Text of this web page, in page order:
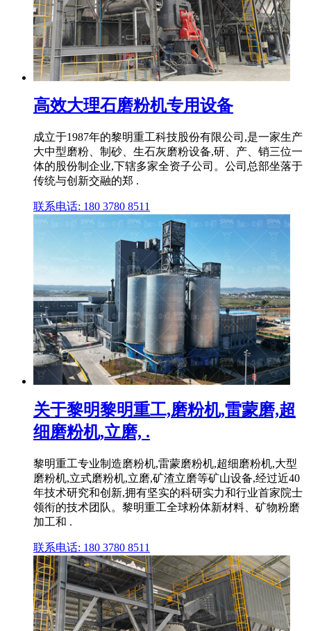
高效大理石磨粉机专用设备
成立于1987年的黎明重工科技股份有限公司,是一家生产
大中型磨粉、制砂、生石灰磨粉设备,研、产、销三位一
体的股份制企业,下辖多家全资子公司。公司总部坐落于
传统与创新交融的郑 .
联系电话: 180 3780 8511
关于黎明黎明重工,磨粉机,雷蒙磨,超
细磨粉机,立磨, .
黎明重工专业制造磨粉机,雷蒙磨粉机,超细磨粉机,大型
磨粉机,立式磨粉机,立磨,矿渣立磨等矿山设备,经过近40
年技术研究和创新,拥有坚实的科研实力和行业首家院士
领衔的技术团队。黎明重工全球粉体新材料、矿物粉磨
加工和 .
联系电话: 180 3780 8511